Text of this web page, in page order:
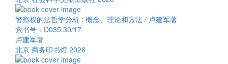
警察权的法哲学分析 : 概念、理论和方法 / 卢建军著
索书号：D035.30/17
卢建军著
北京 商务印书馆 2026